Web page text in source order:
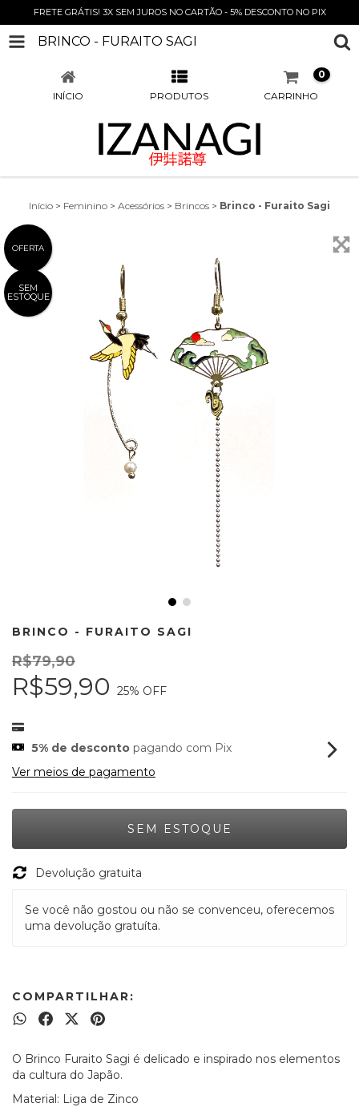
FRETE GRÁTIS! 3X SEM JUROS NO CARTÃO - 5% DESCONTO NO PIX
BRINCO - FURAITO SAGI
INÍCIO PRODUTOS CARRINHO
0
Início > Feminino > Acessórios > Brincos > Brinco - Furaito Sagi
OFERTA
SEM
ESTOQUE
BRINCO - FURAITO SAGI
R$79,90
R$59,90 25% OFF
5% de desconto pagando com Pix
Ver meios de pagamento
Devolução gratuita
Se você não gostou ou não se convenceu, oferecemos
uma devolução gratuíta.
COMPARTILHAR:
O Brinco Furaito Sagi é delicado e inspirado nos elementos
da cultura do Japão.
Material: Liga de Zinco